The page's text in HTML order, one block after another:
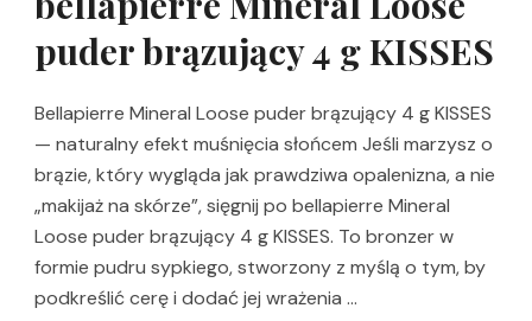
puder brązujący 4 g KISSES
Bellapierre Mineral Loose puder brązujący 4 g KISSES
— naturalny efekt muśnięcia słońcem Jeśli marzysz o
brązie, który wygląda jak prawdziwa opalenizna, a nie
„makijaż na skórze”, sięgnij po bellapierre Mineral
Loose puder brązujący 4 g KISSES. To bronzer w
formie pudru sypkiego, stworzony z myślą o tym, by
podkreślić cerę i dodać jej wrażenia …